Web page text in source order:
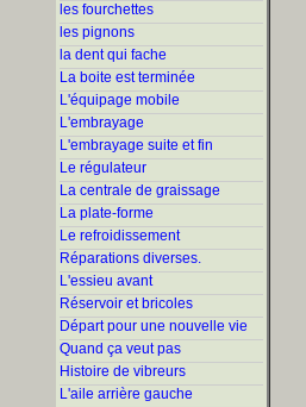
les fourchettes
les pignons
la dent qui fache
La boite est terminée
L'équipage mobile
L'embrayage
L'embrayage suite et fin
Le régulateur
La centrale de graissage
La plate-forme
Le refroidissement
Réparations diverses.
L'essieu avant
Réservoir et bricoles
Départ pour une nouvelle vie
Quand ça veut pas
Histoire de vibreurs
L'aile arrière gauche